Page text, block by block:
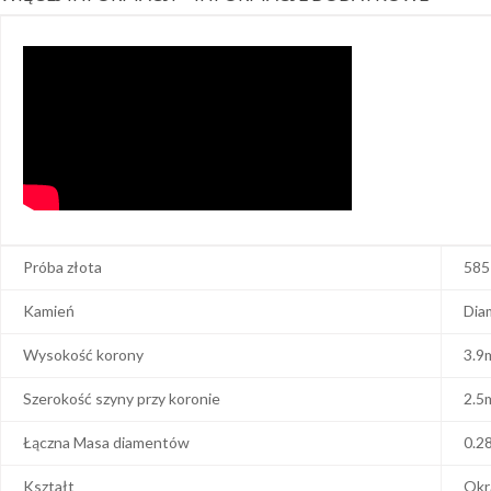
Próba złota 585
Kamień
Wysokość korony
Szerokość szyny przy koronie
Łączna Masa diamentów
Kształt